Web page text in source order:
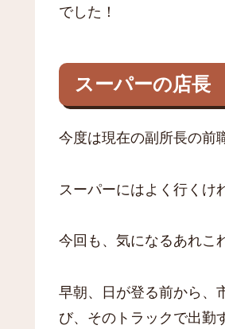
でした！
スーパーの店長
今度は現在の副所長の前
スーパーにはよく行くけ
今回も、気になるあれこ
早朝、日が登る前から、
び、そのトラックで出勤